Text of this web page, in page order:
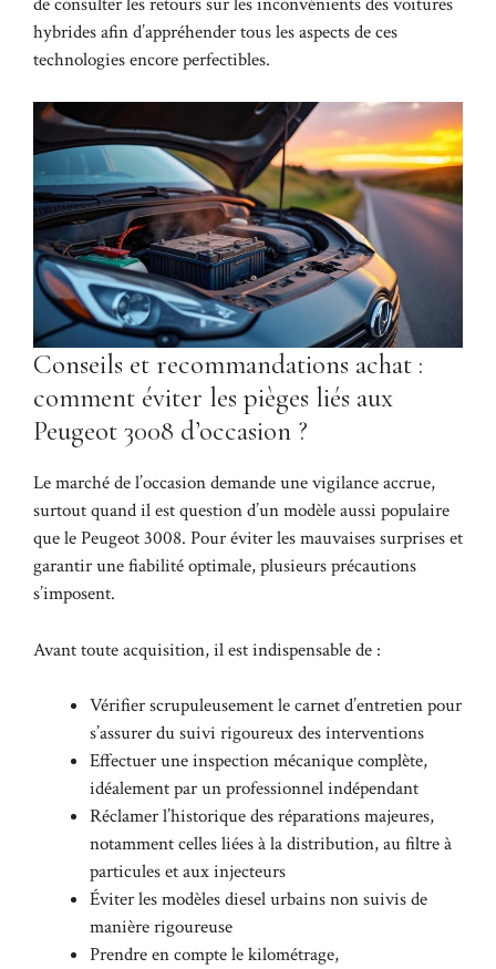
hybridesafin d’appréhender tous les aspects de ces
technologies encore perfectibles.
Conseils et recommandations achat :
comment éviter les pièges liés aux
Peugeot 3008 d’occasion ?
Le marché de l’occasion demande une vigilance accrue,
surtout quand il est question d’un modèle aussi populaire
que le Peugeot 3008. Pour éviter les mauvaises surprises et
garantir une fiabilité optimale, plusieurs précautions
s’imposent.
Avant toute acquisition, il est indispensable de :
Vérifier scrupuleusement le carnet d’entretien pour
s’assurer du suivi rigoureux des interventions
Effectuer une inspection mécanique complète,
idéalement par un professionnel indépendant
Réclamer l’historique des réparations majeures,
notamment celles liées à la distribution, au filtre à
particules et aux injecteurs
Éviter les modèles diesel urbains non suivis de
manière rigoureuse
Prendre en compte le kilométrage,